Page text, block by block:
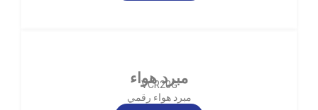
مبرد هواء
VCR20G
مبرد هواء رقمي